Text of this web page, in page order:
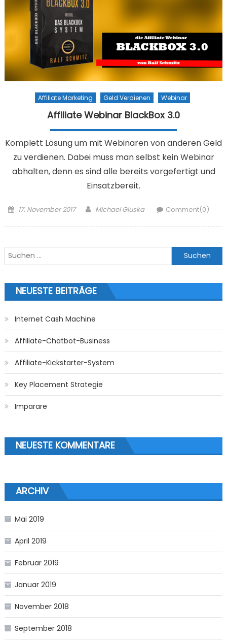
Affiliate Marketing Geld Verdienen Webinar
Affiliate Webinar BlackBox 3.0
Komplett Lösung um mit Webinaren von anderen Geld
zu verdienen. Dabei muss man selbst kein Webinar
abhalten, denn es sind alle bereits vorgefertigt und
Einsatzbereit.
Posted on
17. November 2017 Author
Michael Gluska Comment(0)
Suchen nach:
NEUESTE BEITRÄGE
Internet Cash Machine
Affiliate-Chatbot-Business
Affiliate-Kickstarter-System
Key Placement Strategie
Imparare
NEUESTE KOMMENTARE
ARCHIV
Mai 2019
April 2019
Februar 2019
Januar 2019
November 2018
September 2018